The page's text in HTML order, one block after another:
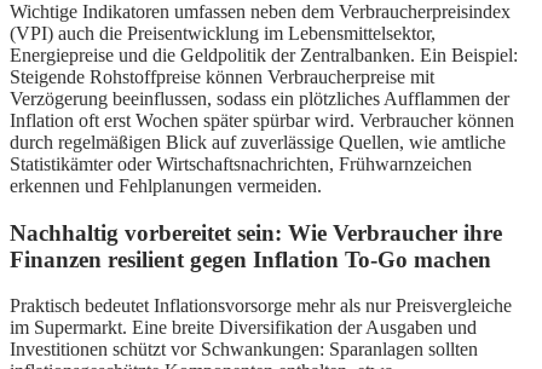
Wichtige Indikatoren umfassen neben dem Verbraucherpreisindex
(VPI) auch die Preisentwicklung im Lebensmittelsektor,
Energiepreise und die Geldpolitik der Zentralbanken. Ein Beispiel:
Steigende Rohstoffpreise können Verbraucherpreise mit
Verzögerung beeinflussen, sodass ein plötzliches Aufflammen der
Inflation oft erst Wochen später spürbar wird. Verbraucher können
durch regelmäßigen Blick auf zuverlässige Quellen, wie amtliche
Statistikämter oder Wirtschaftsnachrichten, Frühwarnzeichen
erkennen und Fehlplanungen vermeiden.
Nachhaltig vorbereitet sein: Wie Verbraucher ihre
Finanzen resilient gegen Inflation To-Go machen
Praktisch bedeutet Inflationsvorsorge mehr als nur Preisvergleiche
im Supermarkt. Eine breite Diversifikation der Ausgaben und
Investitionen schützt vor Schwankungen: Sparanlagen sollten